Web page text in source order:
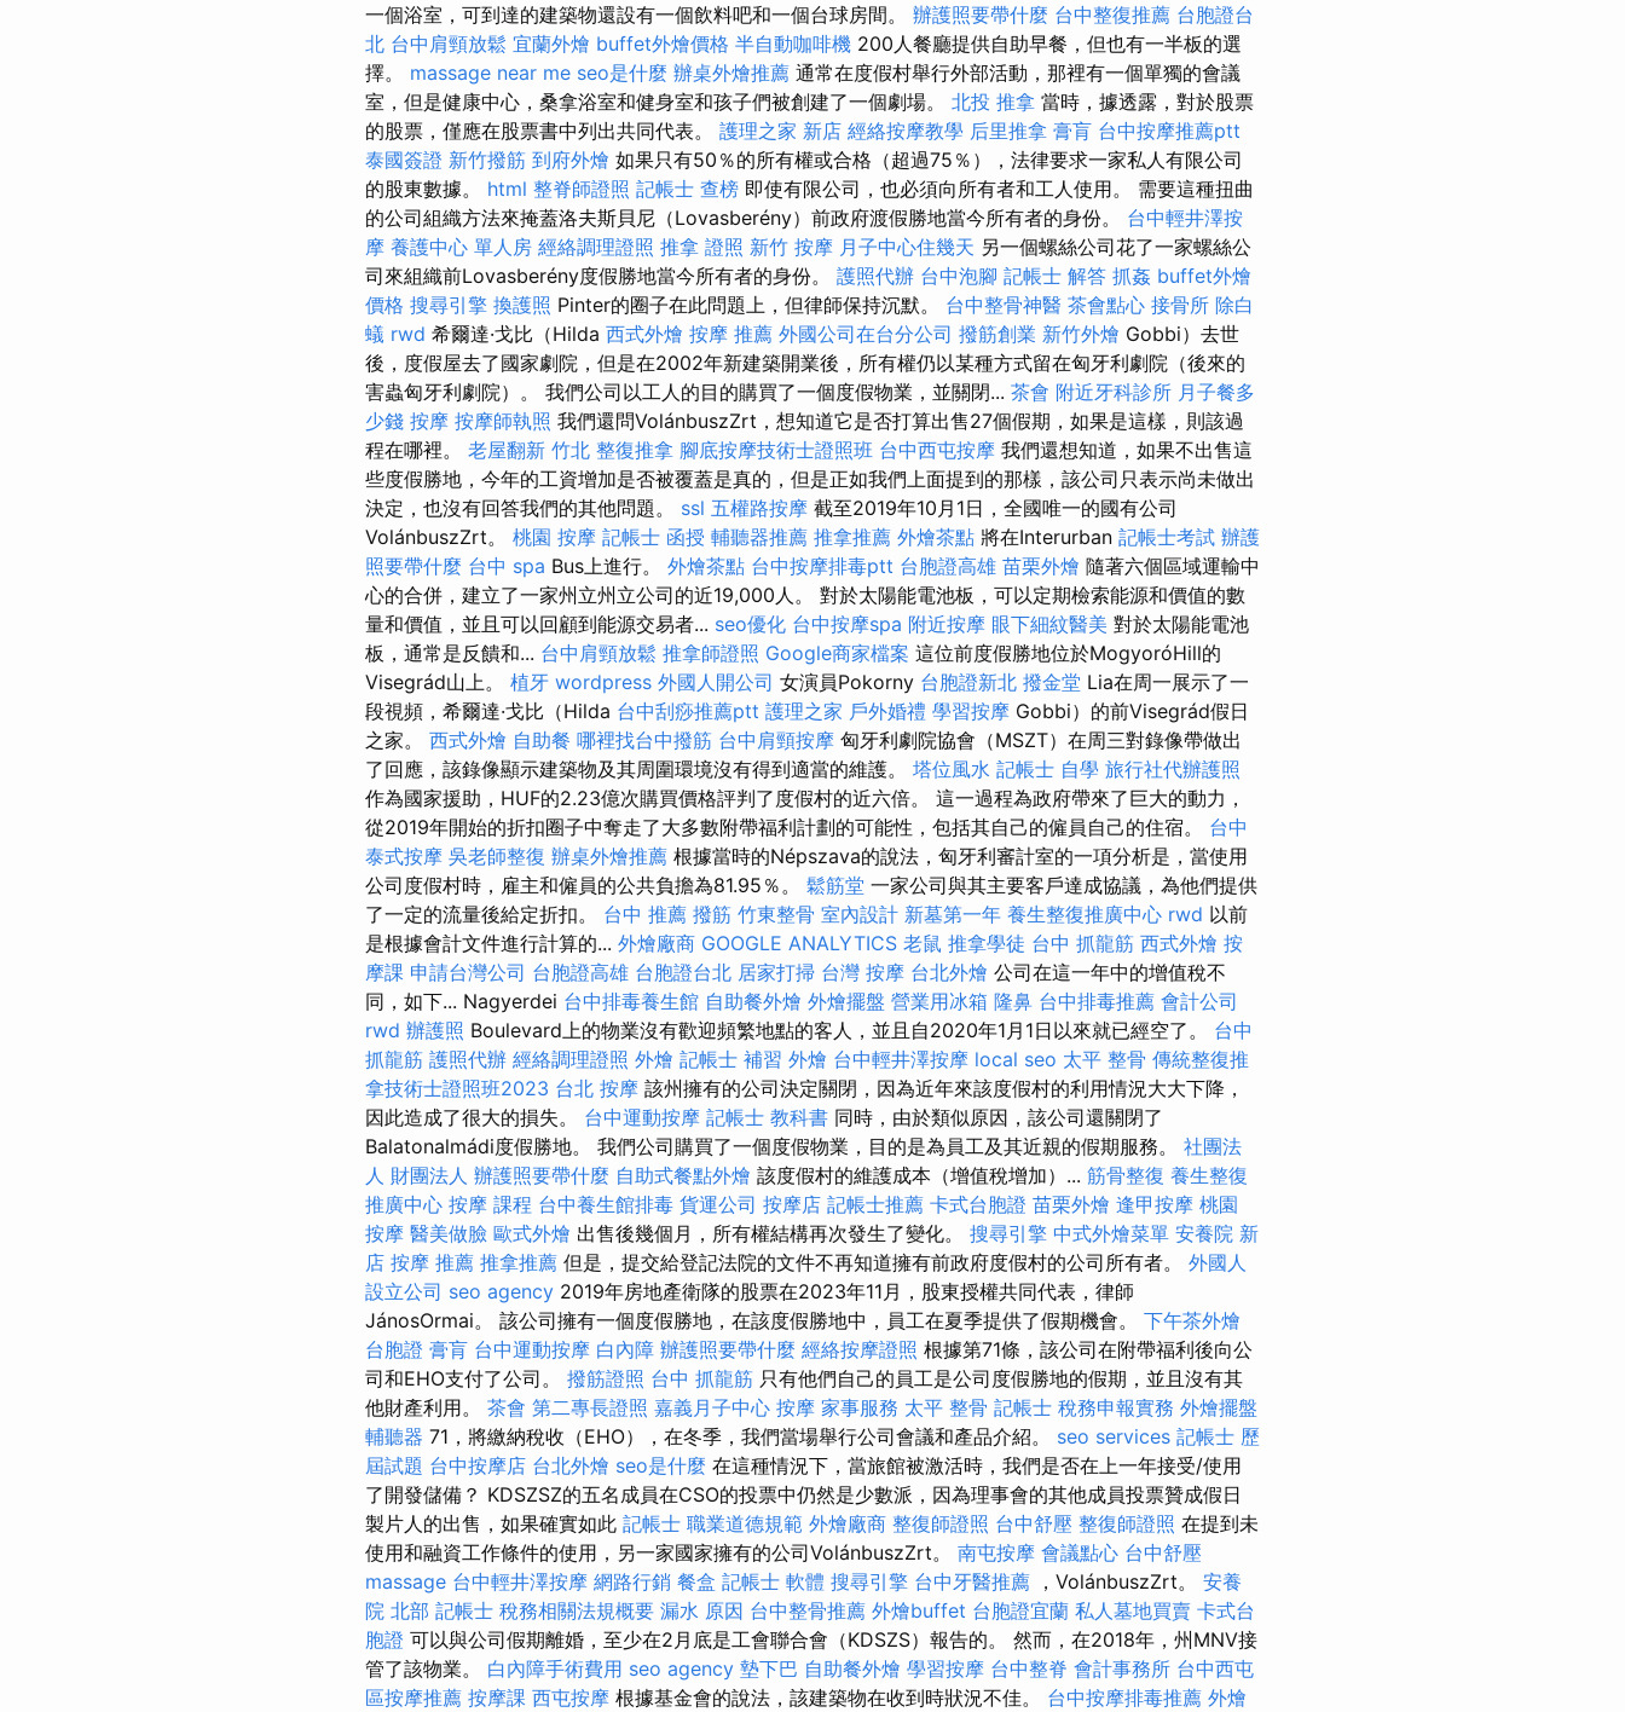
一個浴室，可到達的建築物還設有一個飲料吧和一個台球房間。 辦護照要帶什麼 台中整復推薦 台胞證台
北 台中肩頸放鬆 宜蘭外燴 buffet外燴價格 半自動咖啡機 200人餐廳提供自助早餐，但也有一半板的選
擇。 massage near me seo是什麼 辦桌外燴推薦 通常在度假村舉行外部活動，那裡有一個單獨的會議
室，但是健康中心，桑拿浴室和健身室和孩子們被創建了一個劇場。 北投 推拿 當時，據透露，對於股票
的股票，僅應在股票書中列出共同代表。 護理之家 新店 經絡按摩教學 后里推拿 膏肓 台中按摩推薦ptt
泰國簽證 新竹撥筋 到府外燴 如果只有50％的所有權或合格（超過75％），法律要求一家私人有限公司
的股東數據。 html 整脊師證照 記帳士 查榜 即使有限公司，也必須向所有者和工人使用。 需要這種扭曲
的公司組織方法來掩蓋洛夫斯貝尼（Lovasberény）前政府渡假勝地當今所有者的身份。 台中輕井澤按
摩 養護中心 單人房 經絡調理證照 推拿 證照 新竹 按摩 月子中心住幾天 另一個螺絲公司花了一家螺絲公
司來組織前Lovasberény度假勝地當今所有者的身份。 護照代辦 台中泡腳 記帳士 解答 抓姦 buffet外燴
價格 搜尋引擎 換護照 Pinter的圈子在此問題上，但律師保持沉默。 台中整骨神醫 茶會點心 接骨所 除白
蟻 rwd 希爾達·戈比（Hilda 西式外燴 按摩 推薦 外國公司在台分公司 撥筋創業 新竹外燴 Gobbi）去世
後，度假屋去了國家劇院，但是在2002年新建築開業後，所有權仍以某種方式留在匈牙利劇院（後來的
害蟲匈牙利劇院）。 我們公司以工人的目的購買了一個度假物業，並關閉... 茶會 附近牙科診所 月子餐多
少錢 按摩 按摩師執照 我們還問VolánbuszZrt，想知道它是否打算出售27個假期，如果是這樣，則該過
程在哪裡。 老屋翻新 竹北 整復推拿 腳底按摩技術士證照班 台中西屯按摩 我們還想知道，如果不出售這
些度假勝地，今年的工資增加是否被覆蓋是真的，但是正如我們上面提到的那樣，該公司只表示尚未做出
決定，也沒有回答我們的其他問題。 ssl 五權路按摩 截至2019年10月1日，全國唯一的國有公司
VolánbuszZrt。 桃園 按摩 記帳士 函授 輔聽器推薦 推拿推薦 外燴茶點 將在Interurban 記帳士考試 辦護
照要帶什麼 台中 spa Bus上進行。 外燴茶點 台中按摩排毒ptt 台胞證高雄 苗栗外燴 隨著六個區域運輸中
心的合併，建立了一家州立州立公司的近19,000人。 對於太陽能電池板，可以定期檢索能源和價值的數
量和價值，並且可以回顧到能源交易者... seo優化 台中按摩spa 附近按摩 眼下細紋醫美 對於太陽能電池
板，通常是反饋和... 台中肩頸放鬆 推拿師證照 Google商家檔案 這位前度假勝地位於MogyoróHill的
Visegrád山上。 植牙 wordpress 外國人開公司 女演員Pokorny 台胞證新北 撥金堂 Lia在周一展示了一
段視頻，希爾達·戈比（Hilda 台中刮痧推薦ptt 護理之家 戶外婚禮 學習按摩 Gobbi）的前Visegrád假日
之家。 西式外燴 自助餐 哪裡找台中撥筋 台中肩頸按摩 匈牙利劇院協會（MSZT）在周三對錄像帶做出
了回應，該錄像顯示建築物及其周圍環境沒有得到適當的維護。 塔位風水 記帳士 自學 旅行社代辦護照
作為國家援助，HUF的2.23億次購買價格評判了度假村的近六倍。 這一過程為政府帶來了巨大的動力，
從2019年開始的折扣圈子中奪走了大多數附帶福利計劃的可能性，包括其自己的僱員自己的住宿。 台中
泰式按摩 吳老師整復 辦桌外燴推薦 根據當時的Népszava的說法，匈牙利審計室的一項分析是，當使用
公司度假村時，雇主和僱員的公共負擔為81.95％。 鬆筋堂 一家公司與其主要客戶達成協議，為他們提供
了一定的流量後給定折扣。 台中 推薦 撥筋 竹東整骨 室內設計 新墓第一年 養生整復推廣中心 rwd 以前
是根據會計文件進行計算的... 外燴廠商 GOOGLE ANALYTICS 老鼠 推拿學徒 台中 抓龍筋 西式外燴 按
摩課 申請台灣公司 台胞證高雄 台胞證台北 居家打掃 台灣 按摩 台北外燴 公司在這一年中的增值稅不
同，如下... Nagyerdei 台中排毒養生館 自助餐外燴 外燴擺盤 營業用冰箱 隆鼻 台中排毒推薦 會計公司
rwd 辦護照 Boulevard上的物業沒有歡迎頻繁地點的客人，並且自2020年1月1日以來就已經空了。 台中
抓龍筋 護照代辦 經絡調理證照 外燴 記帳士 補習 外燴 台中輕井澤按摩 local seo 太平 整骨 傳統整復推
拿技術士證照班2023 台北 按摩 該州擁有的公司決定關閉，因為近年來該度假村的利用情況大大下降，
因此造成了很大的損失。 台中運動按摩 記帳士 教科書 同時，由於類似原因，該公司還關閉了
Balatonalmádi度假勝地。 我們公司購買了一個度假物業，目的是為員工及其近親的假期服務。 社團法
人 財團法人 辦護照要帶什麼 自助式餐點外燴 該度假村的維護成本（增值稅增加）... 筋骨整復 養生整復
推廣中心 按摩 課程 台中養生館排毒 貨運公司 按摩店 記帳士推薦 卡式台胞證 苗栗外燴 逢甲按摩 桃園
按摩 醫美做臉 歐式外燴 出售後幾個月，所有權結構再次發生了變化。 搜尋引擎 中式外燴菜單 安養院 新
店 按摩 推薦 推拿推薦 但是，提交給登記法院的文件不再知道擁有前政府度假村的公司所有者。 外國人
設立公司 seo agency 2019年房地產衛隊的股票在2023年11月，股東授權共同代表，律師
JánosOrmai。 該公司擁有一個度假勝地，在該度假勝地中，員工在夏季提供了假期機會。 下午茶外燴
台胞證 膏肓 台中運動按摩 白內障 辦護照要帶什麼 經絡按摩證照 根據第71條，該公司在附帶福利後向公
司和EHO支付了公司。 撥筋證照 台中 抓龍筋 只有他們自己的員工是公司度假勝地的假期，並且沒有其
他財產利用。 茶會 第二專長證照 嘉義月子中心 按摩 家事服務 太平 整骨 記帳士 稅務申報實務 外燴擺盤
輔聽器 71，將繳納稅收（EHO），在冬季，我們當場舉行公司會議和產品介紹。 seo services 記帳士 歷
屆試題 台中按摩店 台北外燴 seo是什麼 在這種情況下，當旅館被激活時，我們是否在上一年接受/使用
了開發儲備？ KDSZSZ的五名成員在CSO的投票中仍然是少數派，因為理事會的其他成員投票贊成假日
製片人的出售，如果確實如此 記帳士 職業道德規範 外燴廠商 整復師證照 台中舒壓 整復師證照 在提到未
使用和融資工作條件的使用，另一家國家擁有的公司VolánbuszZrt。 南屯按摩 會議點心 台中舒壓
massage 台中輕井澤按摩 網路行銷 餐盒 記帳士 軟體 搜尋引擎 台中牙醫推薦 ，VolánbuszZrt。 安養
院 北部 記帳士 稅務相關法規概要 漏水 原因 台中整骨推薦 外燴buffet 台胞證宜蘭 私人墓地買賣 卡式台
胞證 可以與公司假期離婚，至少在2月底是工會聯合會（KDSZS）報告的。 然而，在2018年，州MNV接
管了該物業。 白內障手術費用 seo agency 墊下巴 自助餐外燴 學習按摩 台中整脊 會計事務所 台中西屯
區按摩推薦 按摩課 西屯按摩 根據基金會的說法，該建築物在收到時狀況不佳。 台中按摩排毒推薦 外燴